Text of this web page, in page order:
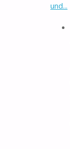
und...